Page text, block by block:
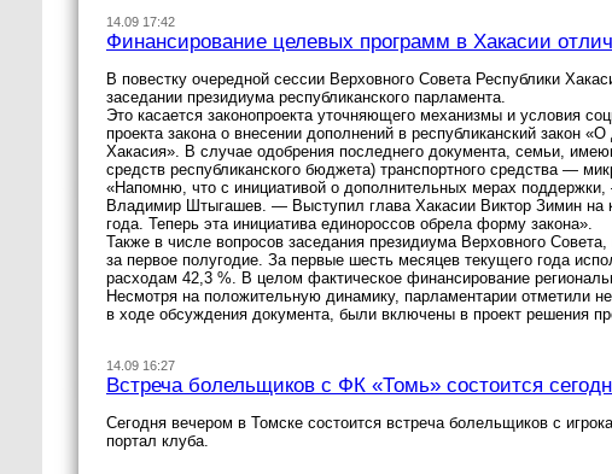
14.09 17:42
Финансирование целевых программ в Хакасии
В повестку очередной сессии Верховного Совета Республики
заседании президиума республиканского парламента.
Это касается законопроекта уточняющего механизмы и условия
проекта закона о внесении дополнений в республиканский закон
Хакасия». В случае одобрения последнего документа, семьи,
средств республиканского бюджета) транспортного средства —
«Напомню, что с инициативой о дополнительных мерах
Владимир Штыгашев. — Выступил глава Хакасии Виктор Зимин
года. Теперь эта инициатива единороссов обрела форму закона».
Также в числе вопросов заседания президиума Верховного
за первое полугодие. За первые шесть месяцев текущего года
расходам 42,3 %. В целом фактическое финансирование
Несмотря на положительную динамику, парламентарии отметили
в ходе обсуждения документа, были включены в проект решения
14.09 16:27
Встреча болельщиков с ФК «Томь» состоится
Сегодня вечером в Томске состоится встреча болельщиков с
портал клуба.